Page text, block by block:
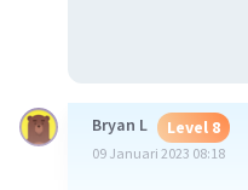
Bryan L Level 8
09 Januari 2023 08:18